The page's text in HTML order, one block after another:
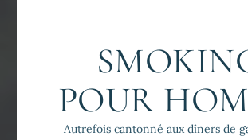
POUR
Autrefois cantonné aux dîners de